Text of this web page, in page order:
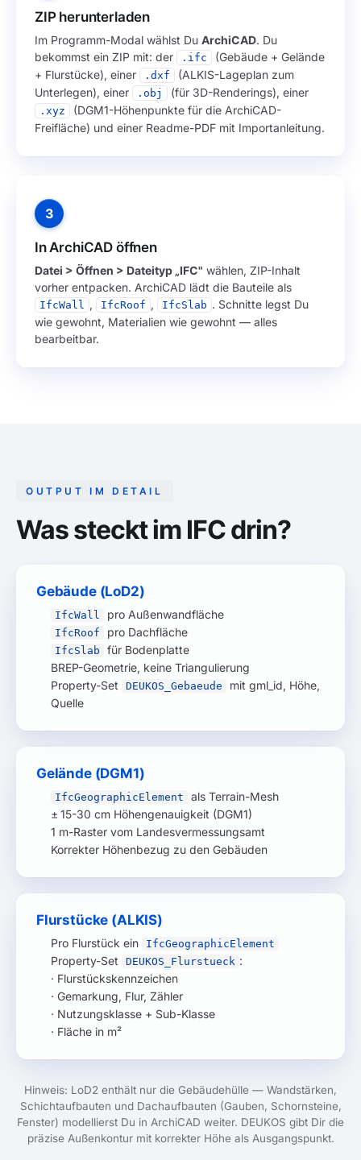
ZIP herunterladen
Im Programm-Modal wählst Du ArchiCAD. Du
bekommst ein ZIP mit: der
.ifc
(Gebäude + Gelände
+ Flurstücke), einer
.dxf
(ALKIS-Lageplan zum
Unterlegen), einer
.obj (für 3D-Renderings), einer
.xyz
(DGM1-Höhenpunkte für die ArchiCAD-
Freifläche) und einer Readme-PDF mit Importanleitung.
3
In ArchiCAD öffnen
Datei > Öffnen > Dateityp „IFC" wählen, ZIP-Inhalt
vorher entpacken. ArchiCAD lädt die Bauteile als
IfcWall , IfcRoof , IfcSlab . Schnitte legst Du
wie gewohnt, Materialien wie gewohnt — alles
bearbeitbar.
OUTPUT IM DETAIL
Was steckt im IFC drin?
Gebäude (LoD2)
IfcWall pro Außenwandfläche
IfcRoof pro Dachfläche
IfcSlab
für Bodenplatte
BREP-Geometrie, keine Triangulierung
Property-Set
DEUKOS_Gebaeude
mit gml_id, Höhe,
Quelle
Gelände (DGM1)
IfcGeographicElement
als Terrain-Mesh
± 15-30 cm Höhengenauigkeit (DGM1)
1 m-Raster vom Landesvermessungsamt
Korrekter Höhenbezug zu den Gebäuden
Flurstücke (ALKIS)
Pro Flurstück ein IfcGeographicElement
Property-Set DEUKOS_Flurstueck :
· Flurstückskennzeichen
· Gemarkung, Flur, Zähler
· Nutzungsklasse + Sub-Klasse
· Fläche in m²
Hinweis: LoD2 enthält nur die Gebäudehülle — Wandstärken,
Schichtaufbauten und Dachaufbauten (Gauben, Schornsteine,
Fenster) modellierst Du in ArchiCAD weiter. DEUKOS gibt Dir die
präzise Außenkontur mit korrekter Höhe als Ausgangspunkt.